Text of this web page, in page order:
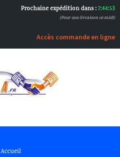
Prochaine expédition dans :7:44:53
(Pour une livraison ce midi)
Accès commande en ligne
Accueil